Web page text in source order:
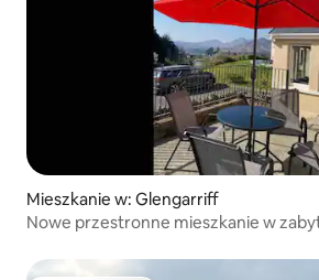
Mieszkanie w: Glengarriff
Nowe przestronne mieszkanie w